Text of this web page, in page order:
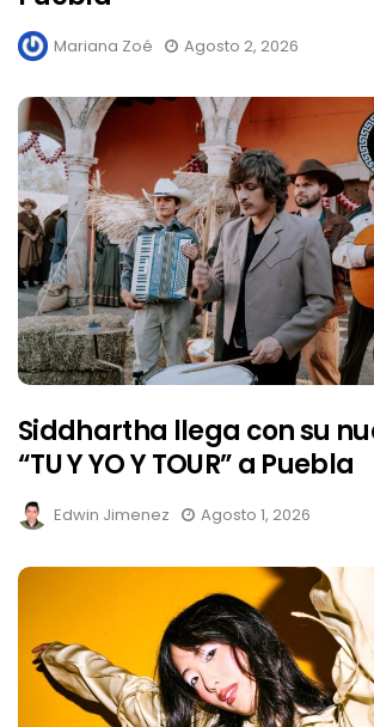
Mariana Zoé Agosto 2, 2026
Siddhartha llega con su
“TU Y YO Y TOUR” a Puebla
Edwin Jimenez Agosto 1, 2026